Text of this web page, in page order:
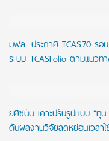
มฟล. ประกาศ TCAS70 รอ
ระบบ TCASFolio ตามแนวท
ยศชนัน เคาะปรับรูปแบบ “ทุน
ดันผลงานวิจัยลดหย่อนเวลา